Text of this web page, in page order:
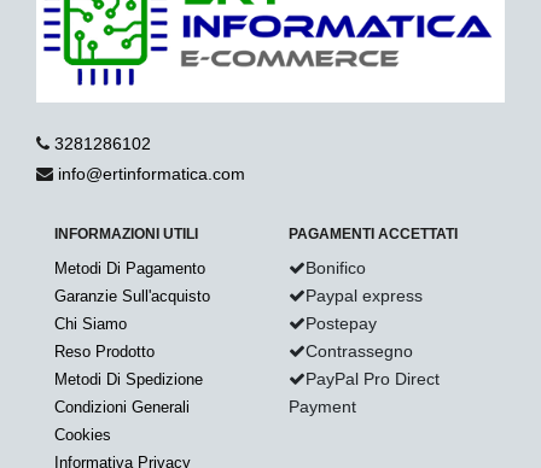
3281286102
info@ertinformatica.com
INFORMAZIONI UTILI
Metodi Di Pagamento
Garanzie Sull'acquisto
Chi Siamo
Reso Prodotto
Metodi Di Spedizione
Condizioni Generali
Cookies
Informativa Privacy
PAGAMENTI ACCETTATI
Bonifico
Paypal express
Postepay
Contrassegno
PayPal Pro Direct
Payment